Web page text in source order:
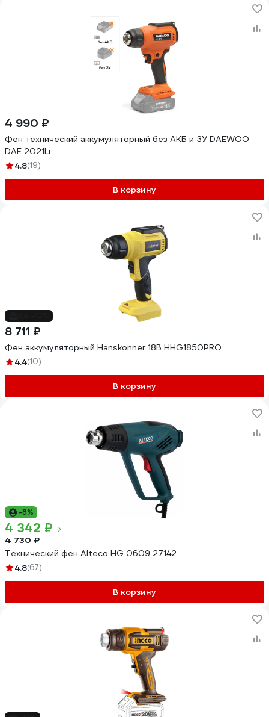
4 990 ₽
Фен технический аккумуляторный без АКБ и ЗУ DAEWOO
DAF 2021Li
4.8(19)
В корзину
8 711 ₽
Фен аккумуляторный Hanskonner 18В HHG1850PRO
4.4(10)
В корзину
-8%
4 342 ₽
4 730 ₽
Технический фен Alteco HG 0609 27142
4.8(67)
В корзину